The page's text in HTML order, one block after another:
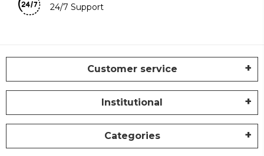
24/7 Support
Customer service
Institutional
Categories